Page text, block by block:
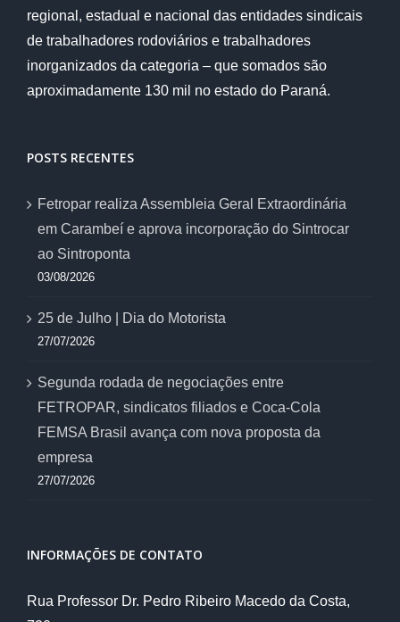
regional, estadual e nacional das entidades sindicais
de trabalhadores rodoviários e trabalhadores
inorganizados da categoria – que somados são
aproximadamente 130 mil no estado do Paraná.
POSTS RECENTES
Fetropar realiza Assembleia Geral Extraordinária
em Carambeí e aprova incorporação do Sintrocar
ao Sintroponta
03/08/2026
25 de Julho | Dia do Motorista
27/07/2026
Segunda rodada de negociações entre
FETROPAR, sindicatos filiados e Coca-Cola
FEMSA Brasil avança com nova proposta da
empresa
27/07/2026
INFORMAÇÕES DE CONTATO
Rua Professor Dr. Pedro Ribeiro Macedo da Costa,